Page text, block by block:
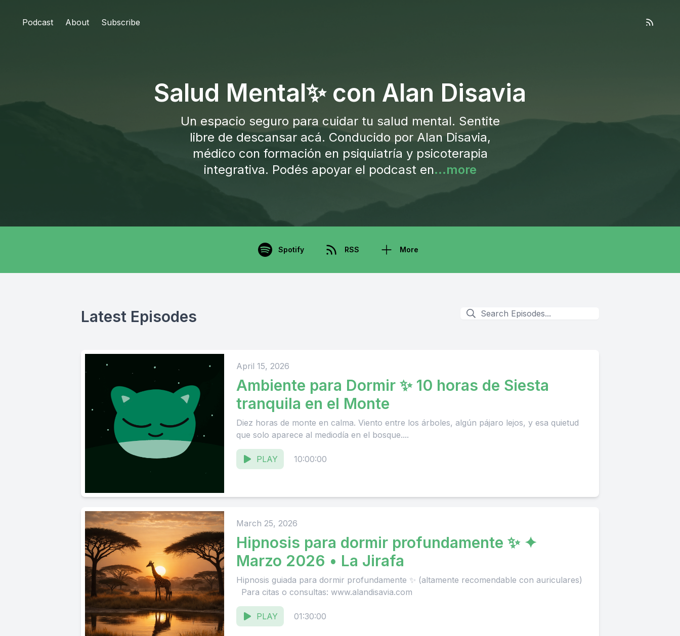
Podcast About Subscribe
Salud Mental✨ con Alan Disavia
Un espacio seguro para cuidar tu salud mental. Sentite
libre de descansar acá. Conducido por Alan Disavia,
médico con formación en psiquiatría y psicoterapia
integrativa. Podés apoyar el podcast en...more
Spotify RSS More
Latest Episodes
April 15, 2026
Ambiente para Dormir ✨ 10 horas de Siesta
tranquila en el Monte
Diez horas de monte en calma. Viento entre los árboles, algún pájaro lejos, y esa quietud
que solo aparece al mediodía en el bosque....
PLAY 10:00:00
March 25, 2026
Hipnosis para dormir profundamente ✨ ✦
Marzo 2026 • La Jirafa
Hipnosis guiada para dormir profundamente ✨ (altamente recomendable con auriculares)
Para citas o consultas: www.alandisavia.com
PLAY 01:30:00